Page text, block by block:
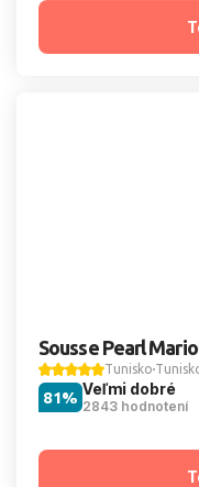
Sousse Pearl
Tunisko
Veľmi dobré
2843 hodnotení
81%